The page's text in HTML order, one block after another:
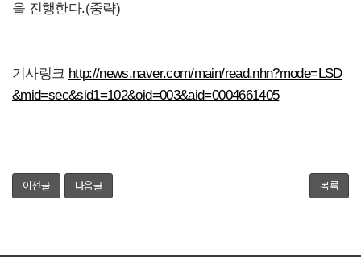
을 진행한다.(중략)
기사링크 http://news.naver.com/main/read.nhn?mode=LSD
&mid=sec&sid1=102&oid=003&aid=0004661405
이전글 다음글 목록